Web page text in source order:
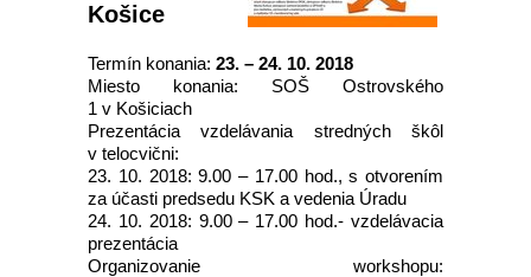
Košice
Termín konania: 23. – 24. 10. 2018
Miesto konania: SOŠ Ostrovského
1 v Košiciach
Prezentácia vzdelávania stredných škôl
v telocvični:
23. 10. 2018: 9.00 – 17.00 hod., s otvorením
za účasti predsedu KSK a vedenia Úradu
24. 10. 2018: 9.00 – 17.00 hod.- vzdelávacia
prezentácia
Organizovanie workshopu: